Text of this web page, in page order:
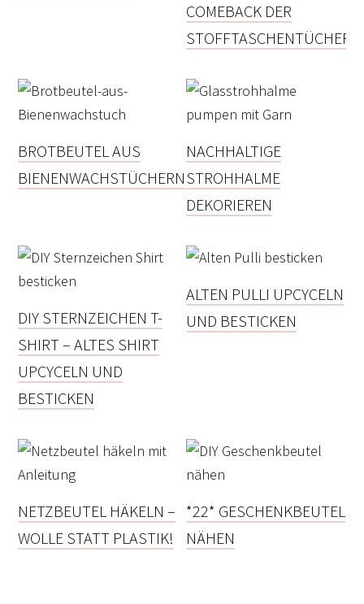
COMEBACK DER
STOFFTASCHENTÜCHER!
BROTBEUTEL AUS
BIENENWACHSTÜCHERN
NACHHALTIGE
STROHHALME
DEKORIEREN
DIY STERNZEICHEN T-
SHIRT – ALTES SHIRT
UPCYCELN UND
BESTICKEN
ALTEN PULLI UPCYCELN
UND BESTICKEN
NETZBEUTEL HÄKELN –
WOLLE STATT PLASTIK!
*22* GESCHENKBEUTEL
NÄHEN